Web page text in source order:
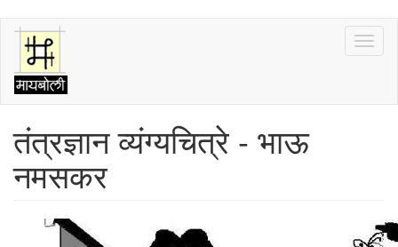
Skip
main
content
तंत्रज्ञान व्यंग्यचित्रे - भाऊ
नमसकर